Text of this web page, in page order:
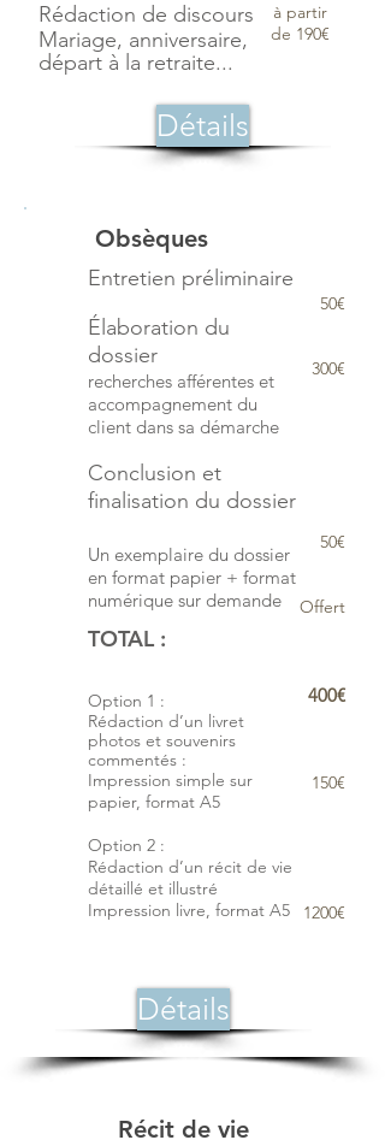
Rédaction de discours
Mariage, anniversaire,
départ à la retraite...
à partir
de 190€
Détails
Obsèques
Entretien préliminaire
Élaboration du
dossier
recherches afférentes et
accompagnement du
client dans sa démarche
Conclusion et
finalisation du dossier
Un exemplaire du dossier
en format papier + format
numérique sur demande
TOTAL :
Option 1 :
Rédaction d’un livret
photos et souvenirs
commentés :
Impression simple sur
papier, format A5
Option 2 :
Rédaction d’un récit de vie
détaillé et illustré
Impression livre, format A5
50€
300€
50€
Offert
400€
150€
1200€
Détails
Récit de vie